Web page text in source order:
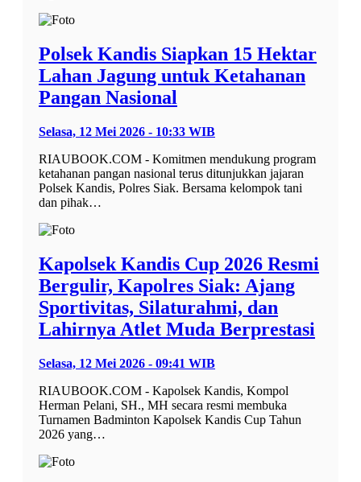
Polsek Kandis Siapkan 15 Hektar
Lahan Jagung untuk Ketahanan
Pangan Nasional
Selasa, 12 Mei 2026 - 10:33 WIB
RIAUBOOK.COM - Komitmen mendukung program
ketahanan pangan nasional terus ditunjukkan jajaran
Polsek Kandis, Polres Siak. Bersama kelompok tani
dan pihak…
Kapolsek Kandis Cup 2026 Resmi
Bergulir, Kapolres Siak: Ajang
Sportivitas, Silaturahmi, dan
Lahirnya Atlet Muda Berprestasi
Selasa, 12 Mei 2026 - 09:41 WIB
RIAUBOOK.COM - Kapolsek Kandis, Kompol
Herman Pelani, SH., MH secara resmi membuka
Turnamen Badminton Kapolsek Kandis Cup Tahun
2026 yang…